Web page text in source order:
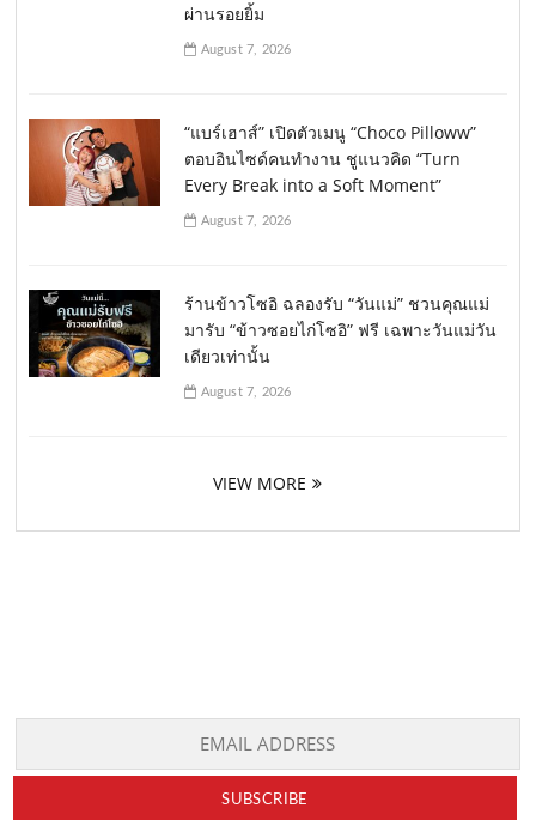
ผ่านรอยยิ้ม
August 7, 2026
“แบร์เฮาส์” เปิดตัวเมนู “Choco Pilloww”
ตอบอินไซด์คนทำงาน ชูแนวคิด “Turn
Every Break into a Soft Moment”
August 7, 2026
ร้านข้าวโซอิ ฉลองรับ “วันแม่” ชวนคุณแม่
มารับ “ข้าวซอยไก่โซอิ” ฟรี เฉพาะวันแม่วัน
เดียวเท่านั้น
August 7, 2026
VIEW MORE